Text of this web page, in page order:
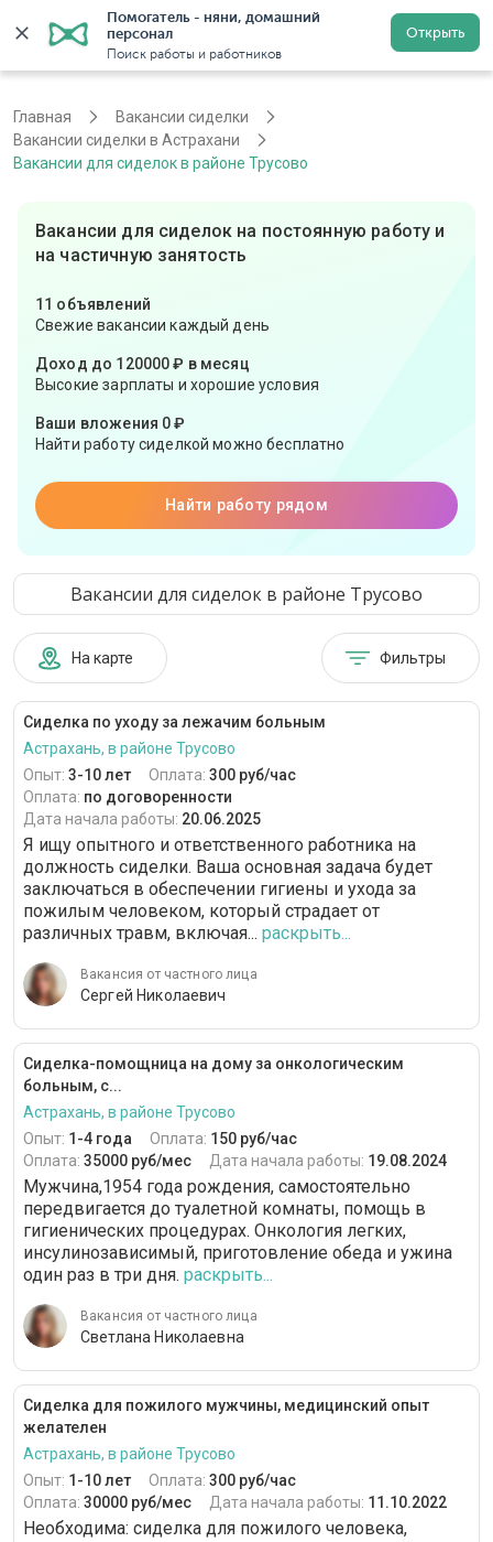
Помогатель - няни, домашний
персонал
Поиск работы и работников
Открыть
Астрахань Регистрация
Главная
Вакансии сиделки
Вакансии сиделки в Астрахани
Вакансии для сиделок в районе Трусово
Вакансии для сиделок на постоянную работу и
на частичную занятость
11 объявлений
Свежие вакансии каждый день
Доход до 120000 ₽ в месяц
Высокие зарплаты и хорошие условия
Ваши вложения 0 ₽
Найти работу сиделкой можно бесплатно
Найти работу рядом
Вакансии для сиделок в районе Трусово
На карте Фильтры
Сиделка по уходу за лежачим больным
Астрахань, в районе Трусово
Опыт: 3-10 лет Оплата: 300 руб/час
Оплата: по договоренности
Дата начала работы: 20.06.2025
Я ищу опытного и ответственного работника на
должность сиделки. Ваша основная задача будет
заключаться в обеспечении гигиены и ухода за
пожилым человеком, который страдает от
различных травм, включая... раскрыть...
Вакансия от частного лица
Сергей Николаевич
Сиделка-помощница на дому за онкологическим
больным, с...
Астрахань, в районе Трусово
Опыт: 1-4 года Оплата: 150 руб/час
Оплата: 35000 руб/мес Дата начала работы: 19.08.2024
Мужчина,1954 года рождения, самостоятельно
передвигается до туалетной комнаты, помощь в
гигиенических процедурах. Онкология легких,
инсулинозависимый, приготовление обеда и ужина
один раз в три дня. раскрыть...
Вакансия от частного лица
Светлана Николаевна
Сиделка для пожилого мужчины, медицинский опыт
желателен
Астрахань, в районе Трусово
Опыт: 1-10 лет Оплата: 300 руб/час
Оплата: 30000 руб/мес Дата начала работы: 11.10.2022
Необходима: сиделка для пожилого человека,